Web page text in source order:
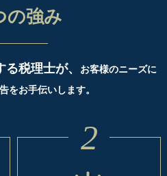
の強み
税理士が、
お客様のニーズに
をお手伝いします。
2